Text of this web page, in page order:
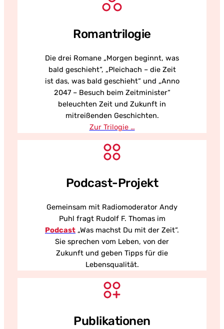
Romantrilogie
Die drei Romane „Morgen beginnt, was
bald geschieht“, „Pleichach – die Zeit
ist das, was bald geschieht“ und „Anno
2047 – Besuch beim Zeitminister“
beleuchten Zeit und Zukunft in
mitreißenden Geschichten.
Zur Trilogie …
Podcast-Projekt
Gemeinsam mit Radiomoderator Andy
Puhl fragt Rudolf F. Thomas im
Podcast „Was machst Du mit der Zeit“.
Sie sprechen vom Leben, von der
Zukunft und geben Tipps für die
Lebensqualität.
Publikationen